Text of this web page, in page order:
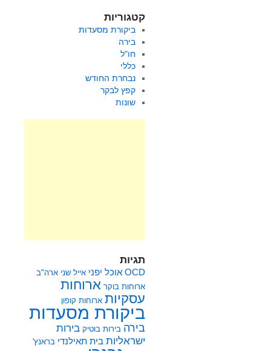
קטגוריות
ביקורת מסעדות
בירה
חו"ל
כללי
נבחרת החודש
קפץ לבקר
שונות
תגיות
OCD אוכל יפני אייל שני ארה"ב
ארוחות בוקר ארוחות
עסקיות ארוחות קופון
ביקורת מסעדות
בירה בירות בוטיק בירות
ישראליות בית תאילנדי בראנץ'